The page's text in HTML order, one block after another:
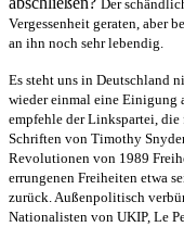
Der
Vergessenheit geraten, aber
an ihn noch sehr lebendig.
Es steht uns in Deutschland
wieder einmal eine Einigung
empfehle der Linkspartei, die
Schriften von Timothy
Revolutionen von 1989
errungenen Freiheiten etwa
zurück. Außenpolitisch
Nationalisten von UKIP, Le